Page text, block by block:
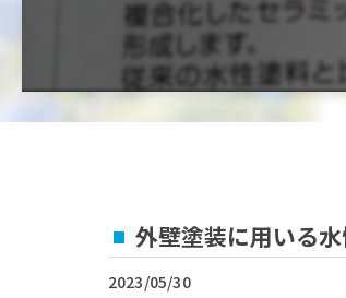
外壁塗装に用いる
2023/05/30